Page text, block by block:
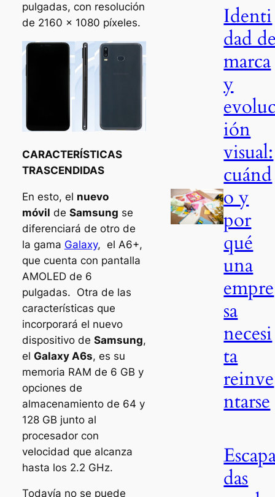
pulgadas, con resolución
de 2160 x 1080 píxeles.
CARACTERÍSTICAS
TRASCENDIDAS
En esto, el nuevo
móvil de Samsung se
diferenciará de otro de
la gama Galaxy, el A6+,
que cuenta con pantalla
AMOLED de 6
pulgadas. Otra de las
características que
incorporará el nuevo
dispositivo de Samsung,
el Galaxy A6s, es su
memoria RAM de 6 GB y
opciones de
almacenamiento de 64 y
128 GB junto al
procesador con
velocidad que alcanza
hasta los 2.2 GHz.
Todavía no se puede
Identi
dad
marca
y
ión
visual:
cuánd
o y
por
qué
una
empre
sa
necesi
ta
reinve
ntarse
das